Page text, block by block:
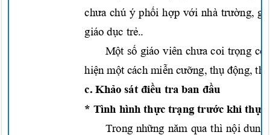
chưachú ýphối hợp vớinhà trường,
giáodục trẻ..
Một số giáo viênchưacoi trọng
hiện mộtcáchmiễn cưỡng, thụ động,
c.Khảosátđiều tra ban đầu
* Tình hìnhthực trạng trướckhithực
Trongnhững năm qua thìnội